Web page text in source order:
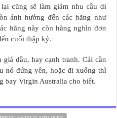
cũng sẽ làm giảm nhu cầu di
ảnh hưởng đến các hãng như
hãng này còn hàng nghìn đơn
cuối thập kỷ.
dầu, hay cạnh tranh. Cái cần
nó đứng yên, hoặc đi xuống thì
bay Virgin Australia cho biết.